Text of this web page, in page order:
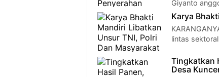
Giyanto
Karya
lintas
Tingkatkan
Desa